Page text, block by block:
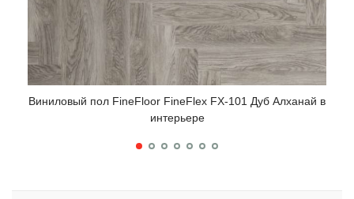
Виниловый пол FineFloor FineFlex FX-101 Дуб Алханай в
интерьере